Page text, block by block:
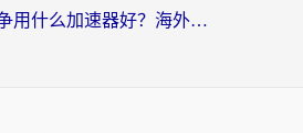
非洲玩装甲战争用什么加速器好？海外党亲测有效的国服游戏加速方案